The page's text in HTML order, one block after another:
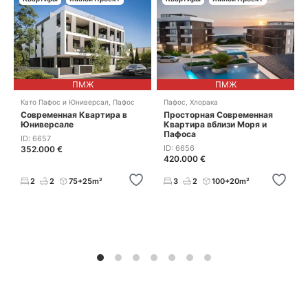
ПМЖ
Като Пафос и Юниверсал Пафос
Современная Квартира в
Юниверсале
ID: 6657
352.000 €
2 2 75+25m²
ПМЖ
Пафос Хлорака
Просторная Современная
Квартира вблизи Моря и
Пафоса
ID: 6656
420.000 €
3 2 100+20m²